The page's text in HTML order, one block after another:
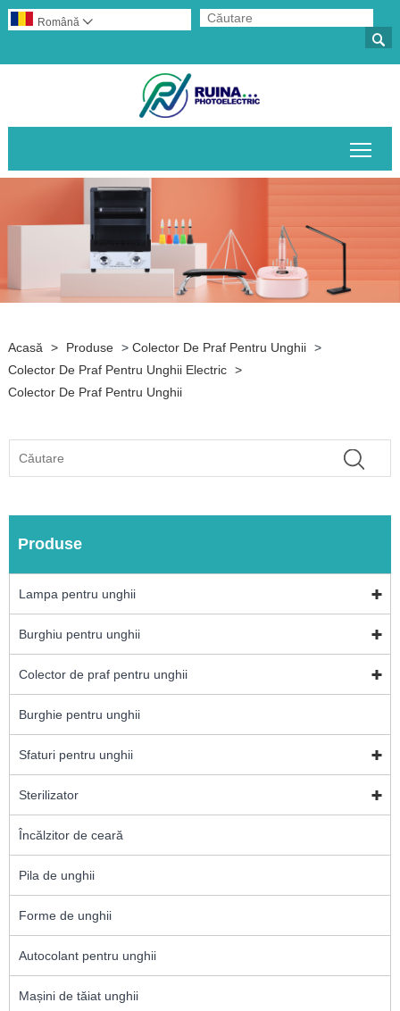

Română 
Acasă > Produse > Colector De Praf Pentru Unghii >
Colector De Praf Pentru Unghii Electric >
Colector De Praf Pentru Unghii
Produse
Lampa pentru unghii
Burghiu pentru unghii
Colector de praf pentru unghii
Burghie pentru unghii
Sfaturi pentru unghii
Sterilizator
Încălzitor de ceară
Pila de unghii
Forme de unghii
Autocolant pentru unghii
Mașini de tăiat unghii